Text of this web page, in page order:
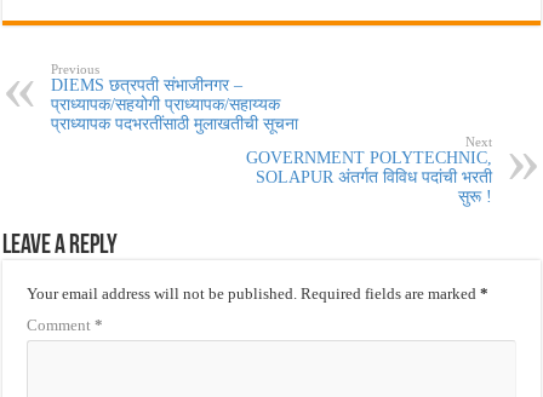
Previous
DIEMS छत्रपती संभाजीनगर –
प्राध्यापक/सहयोगी प्राध्यापक/सहाय्यक
प्राध्यापक पदभरतींसाठी मुलाखतीची सूचना
Next
GOVERNMENT POLYTECHNIC,
SOLAPUR अंतर्गत विविध पदांची भरती
सुरू !
Leave a Reply
Your email address will not be published. Required fields are marked*
Comment*